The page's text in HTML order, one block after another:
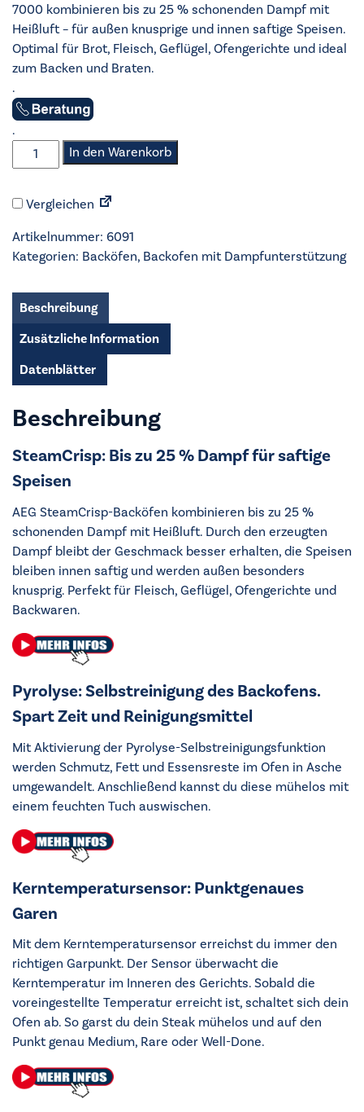
7000 kombinieren bis zu 25 % schonenden Dampf mit
Heißluft – für außen knusprige und innen saftige Speisen.
Optimal für Brot, Fleisch, Geflügel, Ofengerichte und ideal
zum Backen und Braten.
.
.
AEG
-
mit
-
BS6700B
In den Warenkorb
Vergleichen
Artikelnummer: 6091
Kategorien: Backöfen, Backofen mit Dampfunterstützung
Beschreibung
Zusätzliche Information
Datenblätter
Beschreibung
SteamCrisp: Bis zu 25 % Dampf für saftige
Speisen
AEG SteamCrisp-Backöfen kombinieren bis zu 25 %
schonenden Dampf mit Heißluft. Durch den erzeugten
Dampf bleibt der Geschmack besser erhalten, die Speisen
bleiben innen saftig und werden außen besonders
knusprig. Perfekt für Fleisch, Geflügel, Ofengerichte und
Backwaren.
Pyrolyse: Selbstreinigung des Backofens.
Spart Zeit und Reinigungsmittel
Mit Aktivierung der Pyrolyse-Selbstreinigungsfunktion
werden Schmutz, Fett und Essensreste im Ofen in Asche
umgewandelt. Anschließend kannst du diese mühelos mit
einem feuchten Tuch auswischen.
Kerntemperatursensor: Punktgenaues
Garen
Mit dem Kerntemperatursensor erreichst du immer den
richtigen Garpunkt. Der Sensor überwacht die
Kerntemperatur im Inneren des Gerichts. Sobald die
voreingestellte Temperatur erreicht ist, schaltet sich dein
Ofen ab. So garst du dein Steak mühelos und auf den
Punkt genau Medium, Rare oder Well-Done.